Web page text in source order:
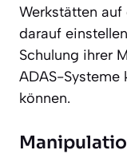
Werkstätten auf
darauf
Schulung ihrer
ADAS-Systeme
können.